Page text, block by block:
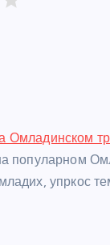
Омладинском
популарном
упркос